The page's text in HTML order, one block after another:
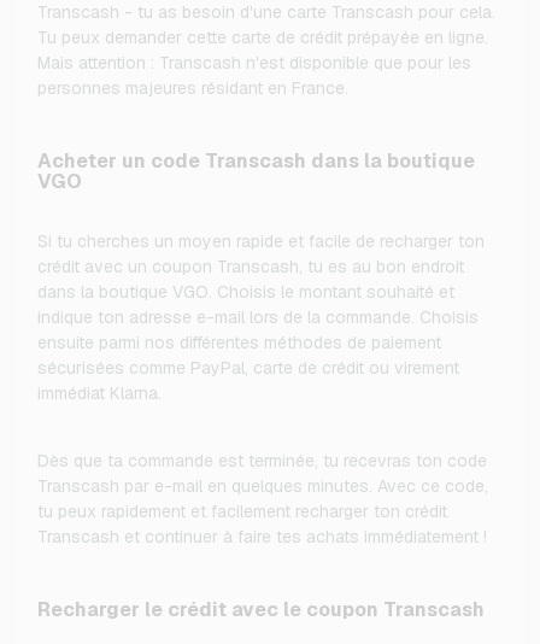
Transcash - tu as besoin d'une carte Transcash pour cela.
Tu peux demander cette carte de crédit prépayée en ligne.
Mais attention : Transcash n'est disponible que pour les
personnes majeures résidant en France.
Acheter un code Transcash dans la boutique
VGO
Si tu cherches un moyen rapide et facile de recharger ton
crédit avec un coupon Transcash, tu es au bon endroit
dans la boutique VGO. Choisis le montant souhaité et
indique ton adresse e-mail lors de la commande. Choisis
ensuite parmi nos différentes méthodes de paiement
sécurisées comme PayPal, carte de crédit ou virement
immédiat Klarna.
Dès que ta commande est terminée, tu recevras ton code
Transcash par e-mail en quelques minutes. Avec ce code,
tu peux rapidement et facilement recharger ton crédit
Transcash et continuer à faire tes achats immédiatement !
Recharger le crédit avec le coupon Transcash